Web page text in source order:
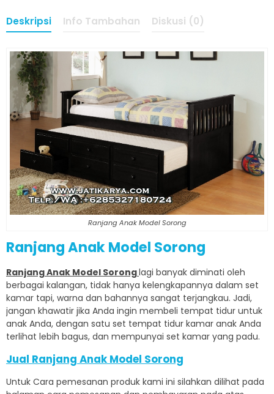
Deskripsi Info Tambahan Diskusi (0)
Ranjang Anak Model Sorong
Ranjang Anak Model Sorong
Ranjang Anak Model Soronglagi banyak diminati oleh
berbagai kalangan, tidak hanya kelengkapannya dalam set
kamar tapi, warna dan bahannya sangat terjangkau. Jadi,
jangan khawatir jika Anda ingin membeli tempat tidur untuk
anak Anda, dengan satu set tempat tidur kamar anak Anda
terlihat lebih bagus, dan mempunyai set kamar yang padu.
Jual Ranjang Anak Model Sorong
Untuk Cara pemesanan produk kami ini silahkan dilihat pada